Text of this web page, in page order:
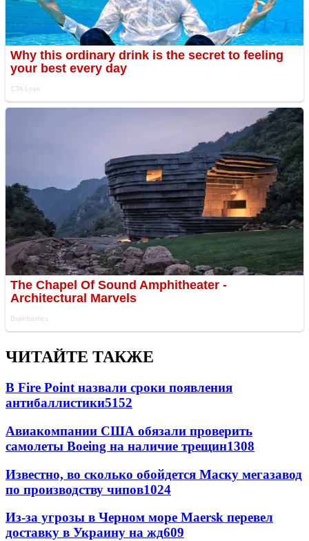
ЧИТАЙТЕ ТАКЖЕ
В Fire Point назвали сроки появления
антибаллистики5152
Авиакомпании США обязали проверить
самолеты Boeing на наличие трещин1308
Известно, во сколько обойдется Маску мегазавод
по производству чипов1024
Из-за угрозы в Черном море Maersk перевел
доставку в Украину на жд609